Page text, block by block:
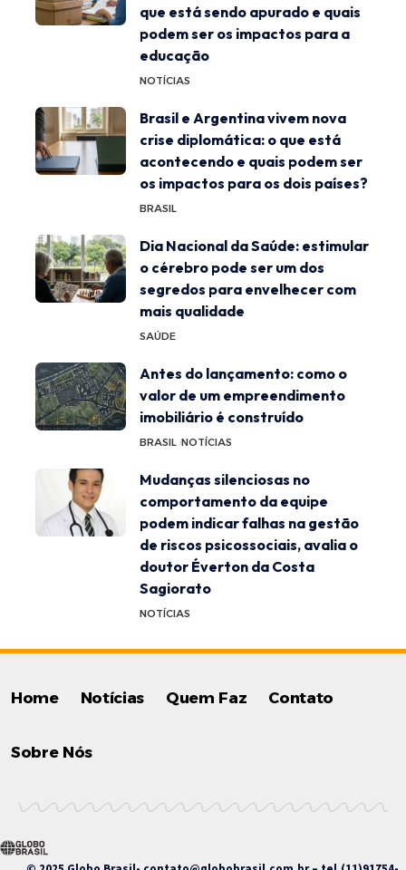
que está sendo apurado e quais
podem ser os impactos para a
educação
NOTÍCIAS
Brasil e Argentina vivem nova
crise diplomática: o que está
acontecendo e quais podem ser
os impactos para os dois países?
BRASIL
Dia Nacional da Saúde: estimular
o cérebro pode ser um dos
segredos para envelhecer com
mais qualidade
SAÚDE
Antes do lançamento: como o
valor de um empreendimento
imobiliário é construído
BRASIL NOTÍCIAS
Mudanças silenciosas no
comportamento da equipe
podem indicar falhas na gestão
de riscos psicossociais, avalia o
doutor Éverton da Costa
Sagiorato
NOTÍCIAS
Home Notícias Quem Faz Contato
Sobre Nós